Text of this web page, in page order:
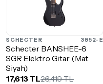
SCHECTER 3852-E
Schecter BANSHEE-6
SGR Elektro Gitar (Mat
Siyah)
17,613 TL26,419 TL